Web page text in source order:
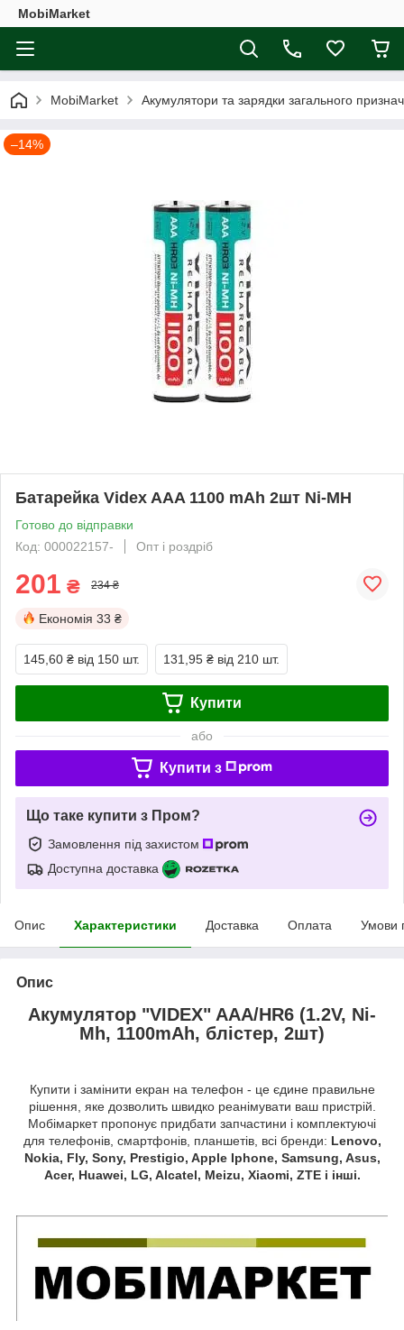
MobiMarket
MobiMarket Акумулятори та зарядки загального
–14%
Батарейка Videx AAA 1100 mAh 2шт Ni-MH
Готово до відправки
Код: 000022157-
Опт і роздріб
201 ₴ 234 ₴
Економія 33 ₴
145,60 ₴ від 150 шт. 131,95 ₴ від 210 шт.
Купити
або
Купити з
Що таке купити з Пром?
Замовлення під захистом
Доступна доставка
Опис Характеристики Доставка Оплата Умови
Опис
Акумулятор "VIDEX" AAA/HR6 (1.2V, Ni-
Mh, 1100mAh, блістер, 2шт)
Купити і замінити екран на телефон - це єдине правильне
рішення, яке дозволить швидко реанімувати ваш пристрій.
Мобімаркет пропонує придбати запчастини і комплектуючі
для телефонів, смартфонів, планшетів, всі бренди: Lenovo,
Nokia, Fly, Sony, Prestigio, Apple Iphone, Samsung, Asus,
Acer, Huawei, LG, Alcatel, Meizu, Xiaomi, ZTE і інші.